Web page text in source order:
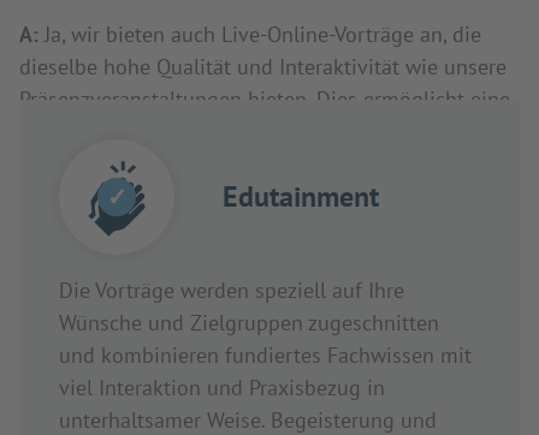
A: Ja, wir bieten auch Live-Online-Vorträge an, die
dieselbe hohe Qualität und Interaktivität wie unsere
Präsenzveranstaltungen bieten. Dies ermöglicht eine
✓ Edutainment
Die Vorträge werden speziell auf Ihre
Wünsche und Zielgruppen zugeschnitten
und kombinieren fundiertes Fachwissen mit
viel Interaktion und Praxisbezug in
unterhaltsamer Weise. Begeisterung und